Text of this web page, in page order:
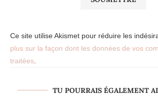
Ce site utilise Akismet pour réduire les
plus sur la façon dont les données de vos
traitées
TU POURRAIS ÉGALEMENT